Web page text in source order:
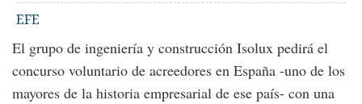
EFE
El grupo de ingeniería y construcción Isolux pedirá el
concurso voluntario de acreedores en España -uno de los
mayores de la historia empresarial de ese país- con una